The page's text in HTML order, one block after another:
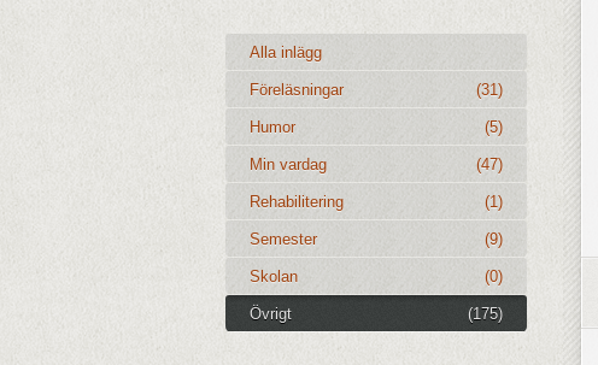
Alla inlägg
Föreläsningar (31)
Humor (5)
Min vardag (47)
Rehabilitering (1)
Semester (9)
Skolan (0)
Övrigt (175)